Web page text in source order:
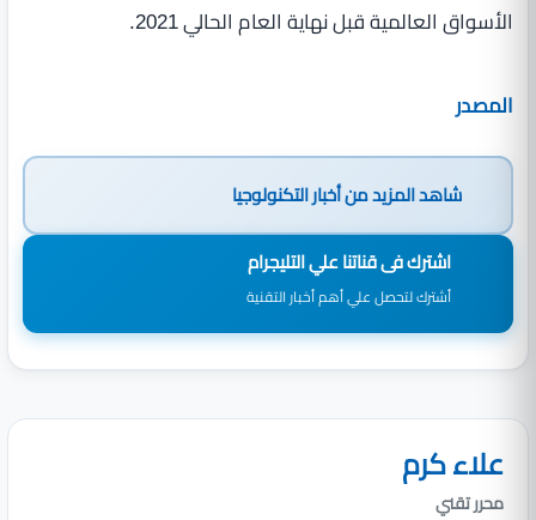
الأسواق العالمية قبل نهاية العام الحالي 2021.
المصدر
شاهد المزيد منأخبار التكنولوجيا
اشترك فى قناتنا علي التليجرام
أشترك لتحصل علي أهم أخبار التقنية
علاء كرم
محرر تقني